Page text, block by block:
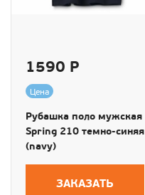
1590 Р
Цена
Рубашка поло мужская
Spring 210 темно-синяя
(navy)
ЗАКАЗАТЬ